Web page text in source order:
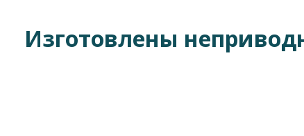
Изготовлены